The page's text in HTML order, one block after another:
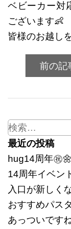
ベビーカー対
ございます👶
皆様のお越し
前の記
検
索:
最近の投稿
hug14周年㊗🌼
14周年イベン
入口が新しく
おすすめパス
あっついです